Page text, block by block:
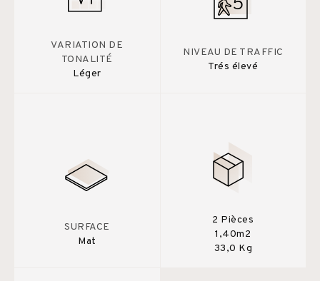
VARIATION DE
TONALITÉ
Léger
NIVEAU DE TRAFFIC
Trés élevé
SURFACE
Mat
2 Pièces
1,40m2
33,0 Kg